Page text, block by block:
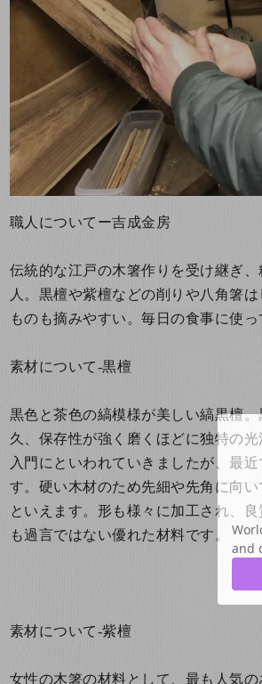
職人についてー吉成金房
伝統的な江戸の木箸作りを受け継ぎ
人。黒檀や紫檀などの削りや八角箸
ものも摘みやすい。毎日の食事に使っ
素材について-黒檀
黒色と茶色の縞模様が美しい縞黒檀
久、保存性が強く磨くほどに独特の
入門にといわれていきましたが、最
す。硬い木材のため先細や先角に向
といえます。形も様々に加工され、
も過言ではない優れた材料です。
素材について-紫檀
女性の木箸の材料として、最も人気